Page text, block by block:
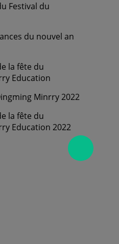
Festival du
du nouvel an
la fête du
Education
Minrry 2022
la fête du
Education 2022